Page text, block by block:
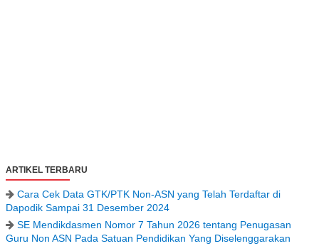
ARTIKEL TERBARU
Cara Cek Data GTK/PTK Non-ASN yang Telah Terdaftar di
Dapodik Sampai 31 Desember 2024
SE Mendikdasmen Nomor 7 Tahun 2026 tentang Penugasan
Guru Non ASN Pada Satuan Pendidikan Yang Diselenggarakan